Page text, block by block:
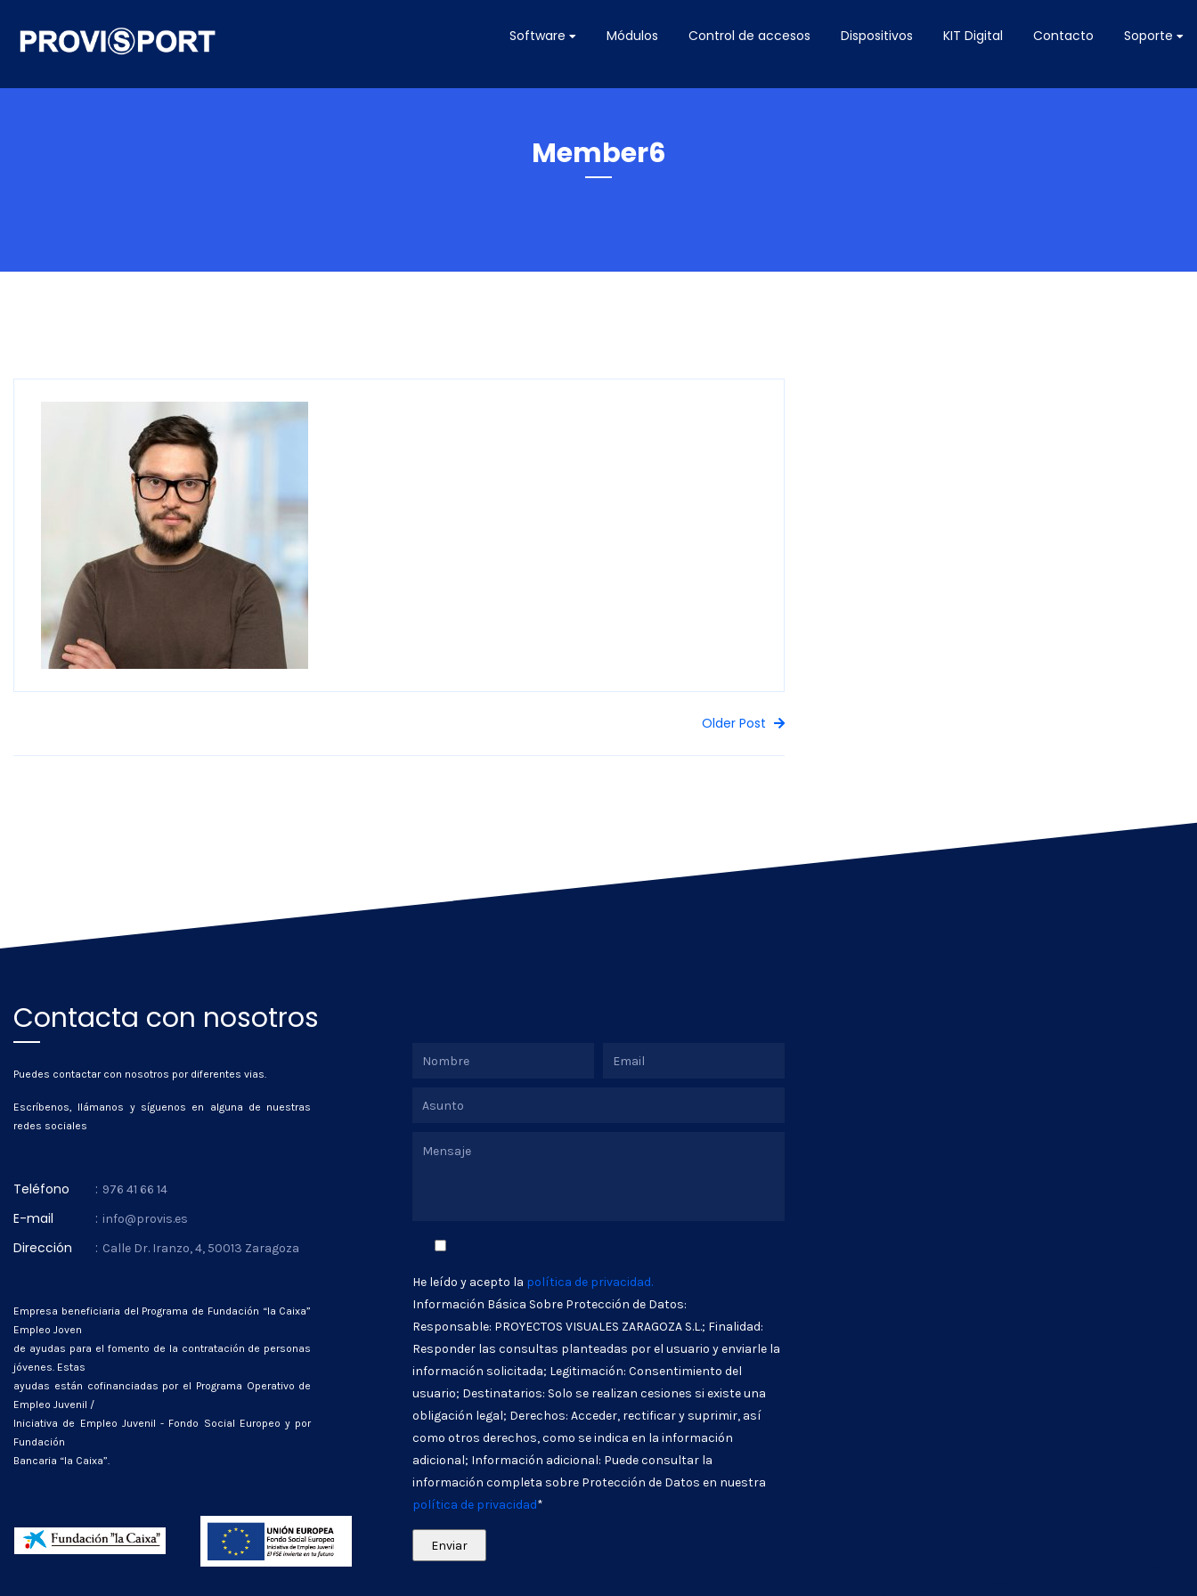
Software Módulos Control de accesos Dispositivos KIT Digital Contacto Soporte
Member6
Older Post
Contacta con nosotros
Puedes contactar con nosotros por diferentes vias.
Escríbenos, llámanos y síguenos en alguna de nuestras
redes sociales
Teléfono : 976 41 66 14
E-mail : info@provis.es
Dirección : Calle Dr. Iranzo, 4, 50013 Zaragoza
Empresa beneficiaria del Programa de Fundación “la Caixa”
Empleo Joven
de ayudas para el fomento de la contratación de personas
jóvenes. Estas
ayudas están cofinanciadas por el Programa Operativo de
Empleo Juvenil /
Iniciativa de Empleo Juvenil - Fondo Social Europeo y por
Fundación
Bancaria “la Caixa”.
He leído y acepto la política de privacidad.
Información Básica Sobre Protección de Datos:
Responsable: PROYECTOS VISUALES ZARAGOZA S.L.; Finalidad:
Responder las consultas planteadas por el usuario y enviarle la
información solicitada; Legitimación: Consentimiento del
usuario; Destinatarios: Solo se realizan cesiones si existe una
obligación legal; Derechos: Acceder, rectificar y suprimir, así
como otros derechos, como se indica en la información
adicional; Información adicional: Puede consultar la
información completa sobre Protección de Datos en nuestra
política de privacidad*